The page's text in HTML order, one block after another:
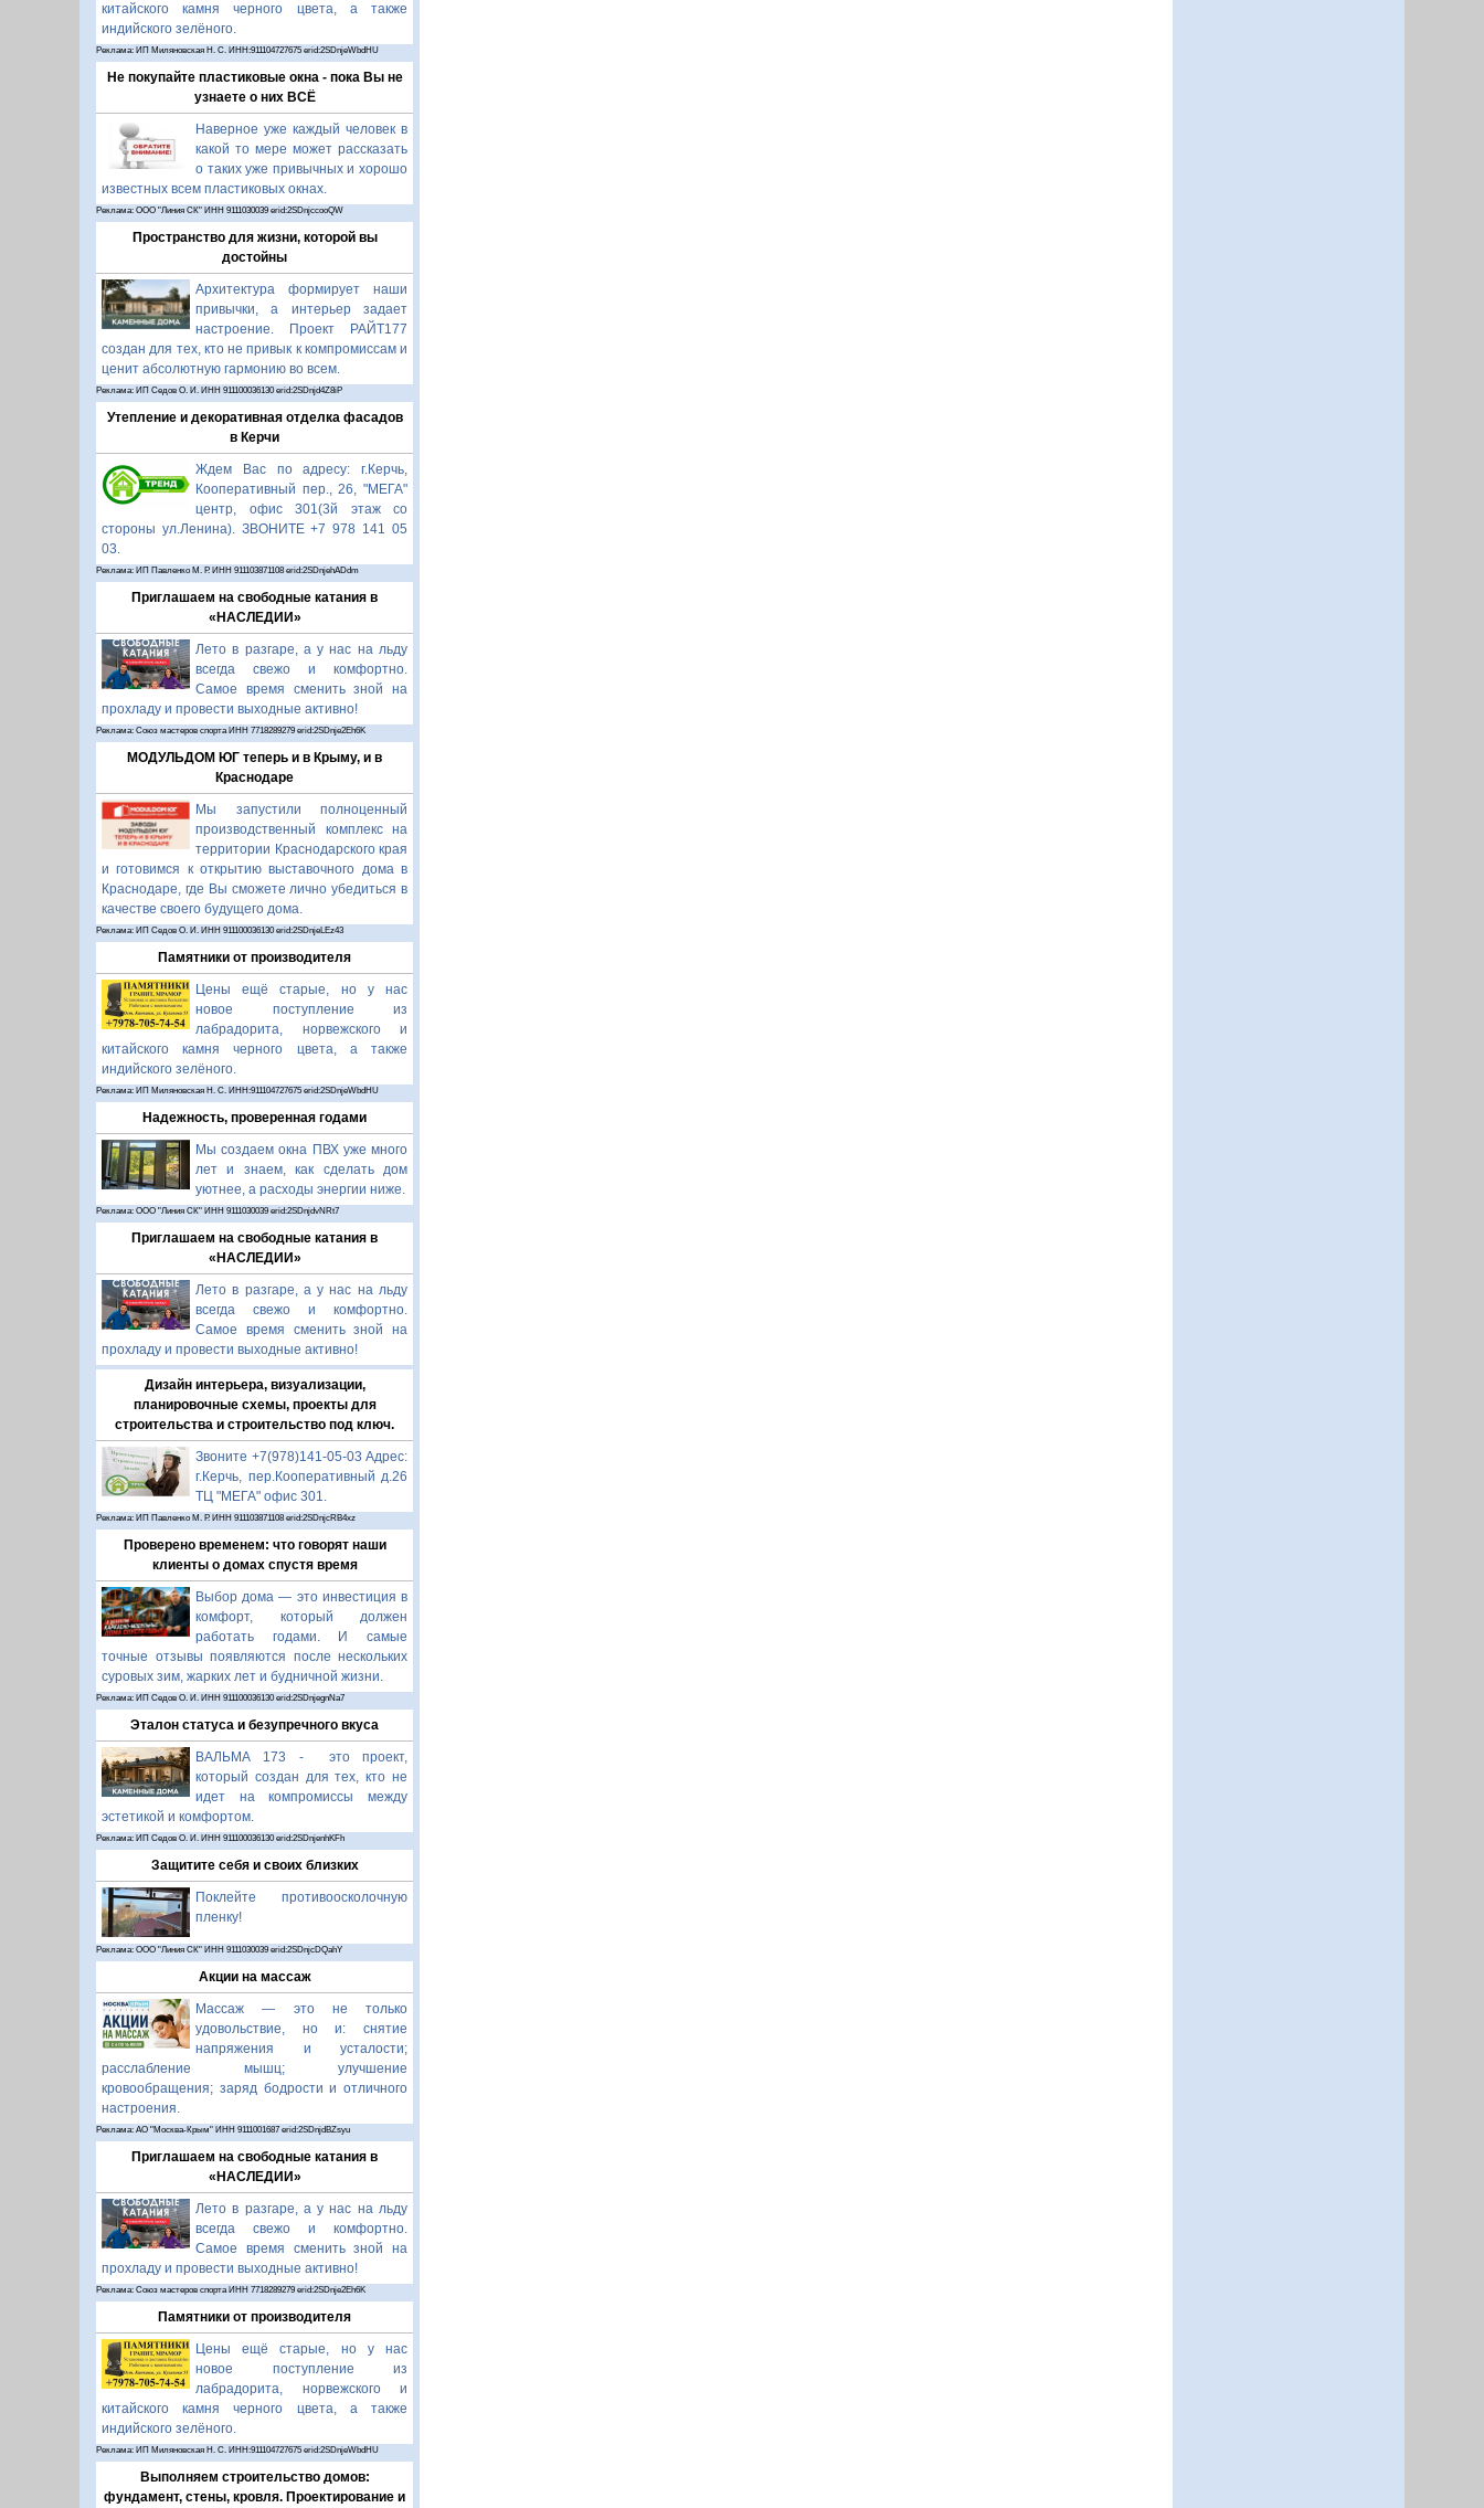
китайского камня черного цвета, а также
индийского зелёного.
Реклама: ИП Миляновская Н. С. ИНН:911104727675 erid:2SDnjeWbdHU
Не покупайте пластиковые окна - пока Вы не
узнаете о них ВСЁ
Наверное уже каждый человек в
какой то мере может рассказать
о таких уже привычных и хорошо
известных всем пластиковых окнах.
Реклама: ООО "Линия СК" ИНН 9111030039 erid:2SDnjccooQW
Пространство для жизни, которой вы
достойны
Архитектура формирует наши
привычки, а интерьер задает
настроение. Проект РАЙТ177
создан для тех, кто не привык к компромиссам и
ценит абсолютную гармонию во всем.
Реклама: ИП Седов О. И. ИНН 911100036130 erid:2SDnjd4Z8iP
Утепление и декоративная отделка фасадов
в Керчи
Ждем Вас по адресу: г.Керчь,
Кооперативный пер., 26, "МЕГА"
центр, офис 301(3й этаж со
стороны ул.Ленина). ЗВОНИТЕ +7 978 141 05
03.
Реклама: ИП Павленко М. Р. ИНН 911103871108 erid:2SDnjehADdm
Приглашаем на свободные катания в
«НАСЛЕДИИ»
Лето в разгаре, а у нас на льду
всегда свежо и комфортно.
Самое время сменить зной на
прохладу и провести выходные активно!
Реклама: Союз мастеров спорта ИНН 7718289279 erid:2SDnje2Eh6K
МОДУЛЬДОМ ЮГ теперь и в Крыму, и в
Краснодаре
Мы запустили полноценный
производственный комплекс на
территории Краснодарского края
и готовимся к открытию выставочного дома в
Краснодаре, где Вы сможете лично убедиться в
качестве своего будущего дома.
Реклама: ИП Седов О. И. ИНН 911100036130 erid:2SDnjeLEz43
Памятники от производителя
Цены ещё старые, но у нас
новое поступление из
лабрадорита, норвежского и
китайского камня черного цвета, а также
индийского зелёного.
Реклама: ИП Миляновская Н. С. ИНН:911104727675 erid:2SDnjeWbdHU
Надежность, проверенная годами
Мы создаем окна ПВХ уже много
лет и знаем, как сделать дом
уютнее, а расходы энергии ниже.
Реклама: ООО "Линия СК" ИНН 9111030039 erid:2SDnjdvNRt7
Приглашаем на свободные катания в
«НАСЛЕДИИ»
Лето в разгаре, а у нас на льду
всегда свежо и комфортно.
Самое время сменить зной на
прохладу и провести выходные активно!
Дизайн интерьера, визуализации,
планировочные схемы, проекты для
строительства и строительство под ключ.
Звоните +7(978)141-05-03 Адрес:
г.Керчь, пер.Кооперативный д.26
ТЦ "МЕГА" офис 301.
Реклама: ИП Павленко М. Р. ИНН 911103871108 erid:2SDnjcRB4xz
Проверено временем: что говорят наши
клиенты о домах спустя время
Выбор дома — это инвестиция в
комфорт, который должен
работать годами. И самые
точные отзывы появляются после нескольких
суровых зим, жарких лет и будничной жизни.
Реклама: ИП Седов О. И. ИНН 911100036130 erid:2SDnjegnNa7
Эталон статуса и безупречного вкуса
ВАЛЬМА 173 - это проект,
который создан для тех, кто не
идет на компромиссы между
эстетикой и комфортом.
Реклама: ИП Седов О. И. ИНН 911100036130 erid:2SDnjenhKFh
Защитите себя и своих близких
Поклейте противоосколочную
пленку!
Реклама: ООО "Линия СК" ИНН 9111030039 erid:2SDnjcDQahY
Акции на массаж
Массаж — это не только
удовольствие, но и: снятие
напряжения и усталости;
расслабление мышц; улучшение
кровообращения; заряд бодрости и отличного
настроения.
Реклама: АО "Москва-Крым" ИНН 9111001687 erid:2SDnjdBZsyu
Приглашаем на свободные катания в
«НАСЛЕДИИ»
Лето в разгаре, а у нас на льду
всегда свежо и комфортно.
Самое время сменить зной на
прохладу и провести выходные активно!
Реклама: Союз мастеров спорта ИНН 7718289279 erid:2SDnje2Eh6K
Памятники от производителя
Цены ещё старые, но у нас
новое поступление из
лабрадорита, норвежского и
китайского камня черного цвета, а также
индийского зелёного.
Реклама: ИП Миляновская Н. С. ИНН:911104727675 erid:2SDnjeWbdHU
Выполняем строительство домов:
фундамент, стены, кровля. Проектирование и